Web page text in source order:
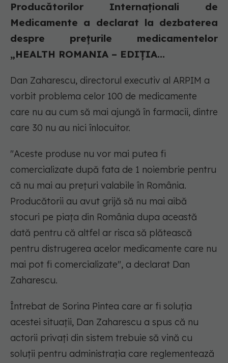
Producătorilor Internaționali de
Medicamente a declarat la dezbaterea
despre preţurile medicamentelor
„HEALTH ROMANIA – EDIȚIA...
Dan Zaharescu, directorul executiv al ARPIM a
vorbit problema celor 100 de medicamente
care nu au cum să mai ajungă în farmacii, dintre
care 30 nu au nici înlocuitor.
"Aceste produse nu vor mai putea fi
comercializate după fata de 1 noiembrie pentru
că nu mai au prețuri valabile în România.
Producătorii au avut grijă să nu mai aibă
stocuri pe piața din România dupa această
dată pentru că altfel ar risca să plătească
pentru distrugerea acelor medicamente care nu
mai pot fi comercializate", a declarat Dan
Zaharescu.
Întrebat de Sorina Pintea care ar fi soluția
acestei situații, Dan Zaharescu a spus că nu
actorii privați din sistem trebuie să vină cu
soluții pentru administrația care reglementează